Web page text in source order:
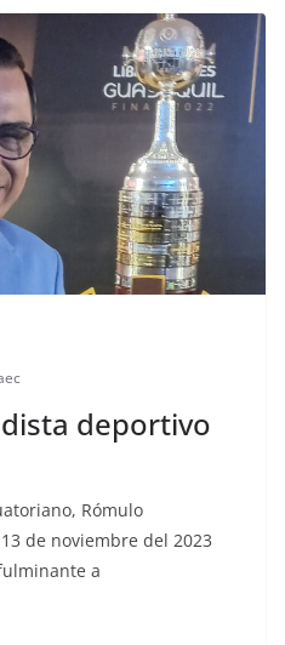
deportivo
Rómulo
de noviembre del 2023
a